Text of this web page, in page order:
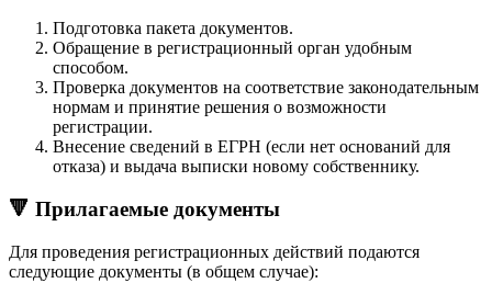
Подготовка пакета документов.
Обращение в регистрационный орган удобным
способом.
Проверка документов на соответствие законодательным
нормам и принятие решения о возможности
регистрации.
Внесение сведений в ЕГРН (если нет оснований для
отказа) и выдача выписки новому собственнику.
🔻 Прилагаемые документы
Для проведения регистрационных действий подаются
следующие документы (в общем случае):